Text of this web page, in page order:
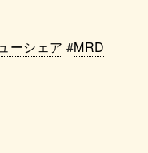
ーシェア #MRD